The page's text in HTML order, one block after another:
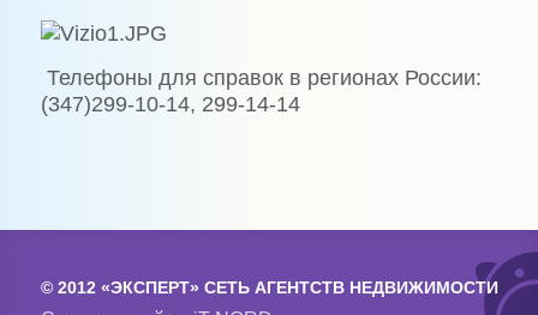
Телефоны для справок в регионах России:
(347)299-10-14, 299-14-14
© 2012 «ЭКСПЕРТ» СЕТЬ АГЕНТСТВ НЕДВИЖИМОСТИ